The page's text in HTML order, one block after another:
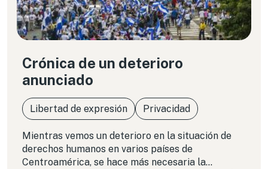
Crónica de un deterioro
anunciado
Libertad de expresión Privacidad
Mientras vemos un deterioro en la situación de
derechos humanos en varios países de
Centroamérica, se hace más necesaria la